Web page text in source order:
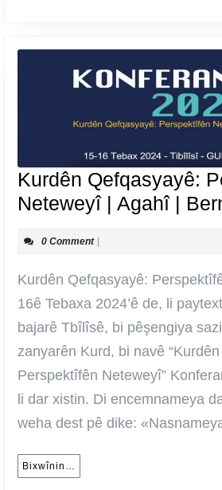
Kurdên Qefqasyayê:
Neteweyî | Agahî |
0 Comment
Kurdên Qefqasyayê:
16ê Tebaxa 2024’ê de, li
bajarê Tbîlîsê, bi pêşengiya
zanyarên Kurd, bi navê
Perspektîfên Neteweyî”
li dar xistin. Di encemnameya
weha dest pê dike:
Bixwînin…